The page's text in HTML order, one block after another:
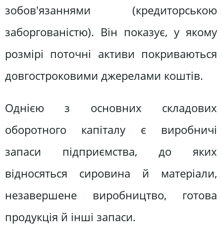
зобов'язаннями (кредиторською
заборгованістю). Він показує, у якому
розмірі поточні активи покриваються
довгостроковими джерелами коштів.
Однією з основних складових
оборотного капіталу є виробничі
запаси підприємства, до яких
відносяться сировина й матеріали,
незавершене виробництво, готова
продукція й інші запаси.